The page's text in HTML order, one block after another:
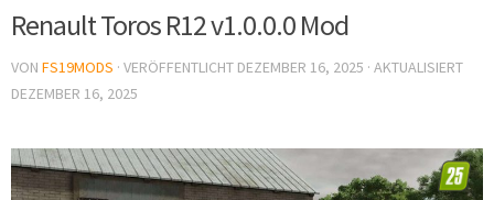
Renault Toros R12 v1.0.0.0 Mod
VON FS19MODS · VERÖFFENTLICHT DEZEMBER 16, 2025 · AKTUALISIERT
DEZEMBER 16, 2025